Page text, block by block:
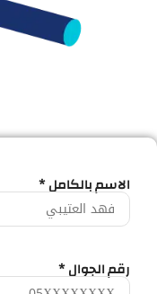
الاسم بالكامل *
رقم الجوال *